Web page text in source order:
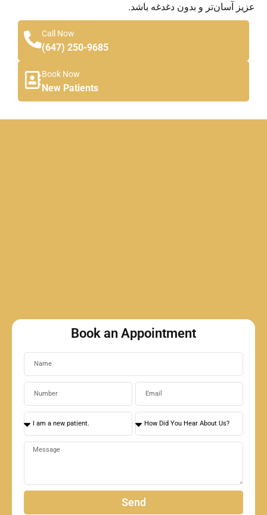
عزیز آسان‌تر و بدون دغدغه باشد.
Call Now
(647) 250-9685
Book Now
New Patients
Book an Appointment
Send